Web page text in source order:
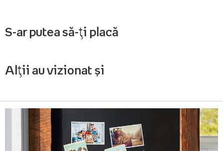
S-ar putea să-ți placă
Alții au vizionat și